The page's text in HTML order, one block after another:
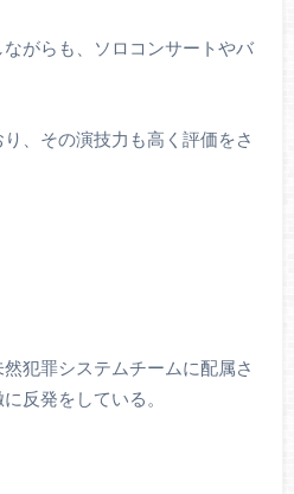
がらも、ソロコンサートやバ
、その演技力も高く評価をさ
犯罪システムチームに配属さ
反発をしている。